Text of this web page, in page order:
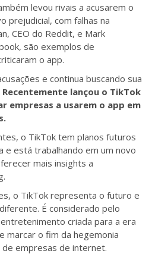
levou rivais a acusarem o
prejudicial, com falhas na
CEO do Reddit, e Mark
são exemplos de
o app.
e continua buscando sua
Recentemente lançou o TikTok
empresas a usarem o app em
o TikTok tem planos futuros
e está trabalhando em um novo
mais insights a
o TikTok representa o futuro e
É considerado pelo
criada para a era
marcar o fim da hegemonia
empresas de internet.